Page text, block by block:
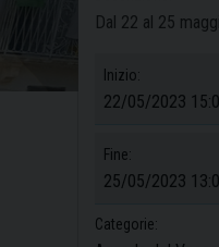
Dal 22 al 25
Inizio:
22/05/2023
Fine:
25/05/2023
Categorie: